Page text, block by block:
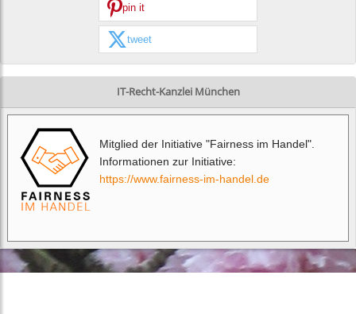
pin it
tweet
IT-Recht-Kanzlei München
Mitglied der Initiative "Fairness im Handel".
Informationen zur Initiative:
https://www.fairness-im-handel.de